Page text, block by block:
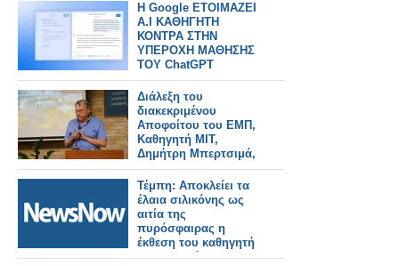
Η Google ΕΤΟΙΜΑΖΕΙ
A.I ΚΑΘΗΓΗΤΗ
ΚΟΝΤΡΑ ΣΤΗΝ
ΥΠΕΡΟΧΗ ΜΑΘΗΣΗΣ
ΤΟΥ ChatGPT
Διάλεξη του
διακεκριμένου
Αποφοίτου του ΕΜΠ,
Καθηγητή ΜΙΤ,
Δημήτρη Μπερτσιμά,
στο ΕΜΠ
Τέμπη: Αποκλείει τα
έλαια σιλικόνης ως
αιτία της
πυρόσφαιρας η
έκθεση του καθηγητή
Κωνσταντόπουλου